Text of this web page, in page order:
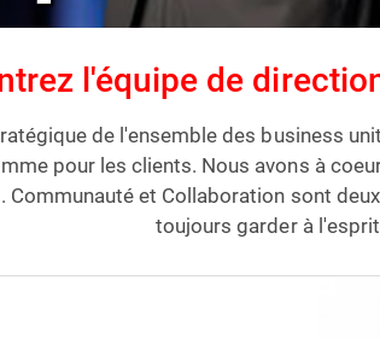
l'équipe de
de l'ensemble des business
pour les clients. Nous avons à
et Collaboration sont
toujours garder à